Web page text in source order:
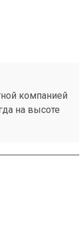
компанией
на высоте